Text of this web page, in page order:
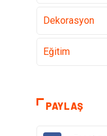
Dekorasyon
Eğitim
Taşımacılık
PAYLAŞ